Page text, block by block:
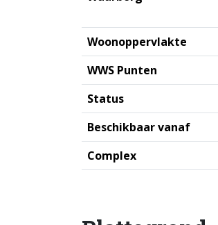
Woonoppervlakte
WWS Punten
Status
Beschikbaar vanaf
Complex